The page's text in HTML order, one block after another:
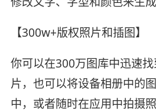
【300w+版权照片和插图】
你可以在300万图库中迅速
片，也可以将设备相册中的
中，或者随时在应用中拍摄照